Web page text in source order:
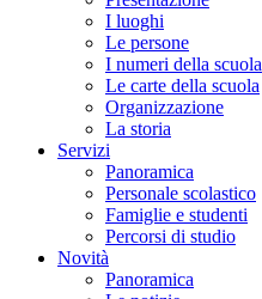
I luoghi
Le persone
I numeri della scuola
Le carte della scuola
Organizzazione
La storia
Servizi
Panoramica
Personale scolastico
Famiglie e studenti
Percorsi di studio
Novità
Panoramica